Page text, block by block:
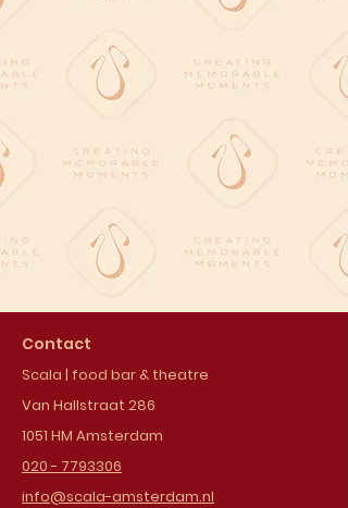
Contact
Scala | food bar & theatre
Van Hallstraat 286
1051 HM Amsterdam
020 - 7793306
info@scala-amsterdam.nl